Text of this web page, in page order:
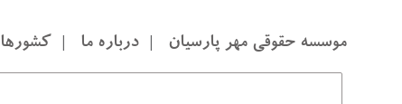
موسسه حقوقی مهر پارسیان درباره ما کشورها